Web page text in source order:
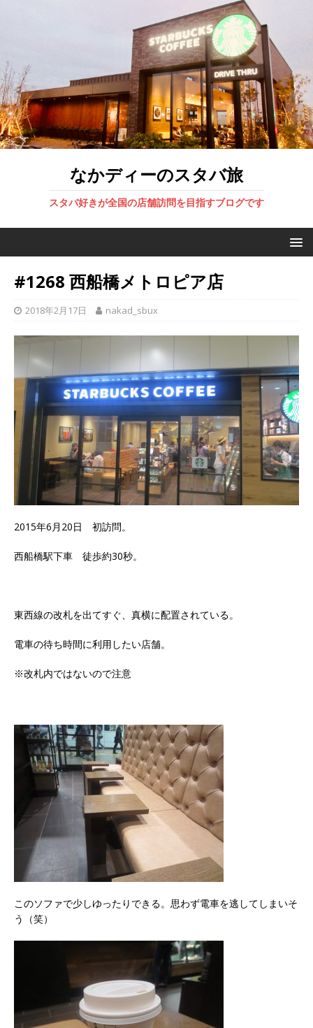
なかディーのスタバ旅
スタバ好きが全国の店舗訪問を目指すブログです
#1268 西船橋メトロピア店
2018年2月17日 nakad_sbux
2015年6月20日 初訪問。
西船橋駅下車 徒歩約30秒。
東西線の改札を出てすぐ、真横に配置されている。
電車の待ち時間に利用したい店舗。
※改札内ではないので注意
このソファで少しゆったりできる。思わず電車を逃してしまいそ
う（笑）